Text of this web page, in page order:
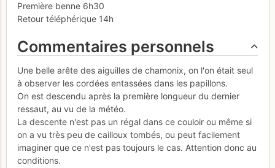
Première benne 6h30
Retour téléphérique 14h
Commentaires personnels
Une belle arête des aiguilles de chamonix, on l'on était seul
à observer les cordées entassées dans les papillons.
On est descendu après la première longueur du dernier
ressaut, au vu de la météo.
La descente n'est pas un régal dans ce couloir ou même si
on a vu très peu de cailloux tombés, ou peut facilement
imaginer que ce n'est pas toujours le cas. Attention donc au
conditions.